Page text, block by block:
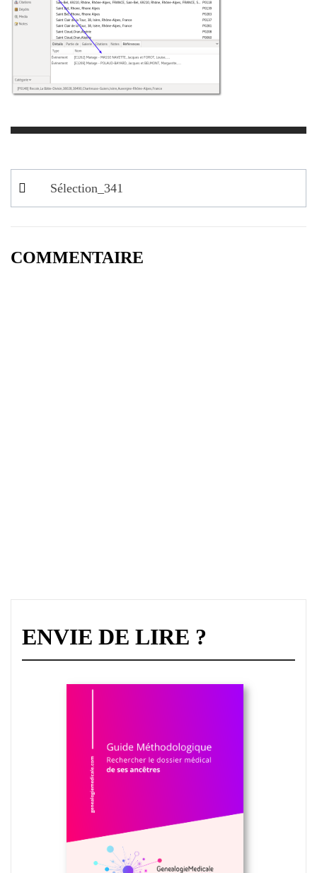
Navigation
de
Sélection_341
COMMENTAIRE
ENVIE DE LIRE ?